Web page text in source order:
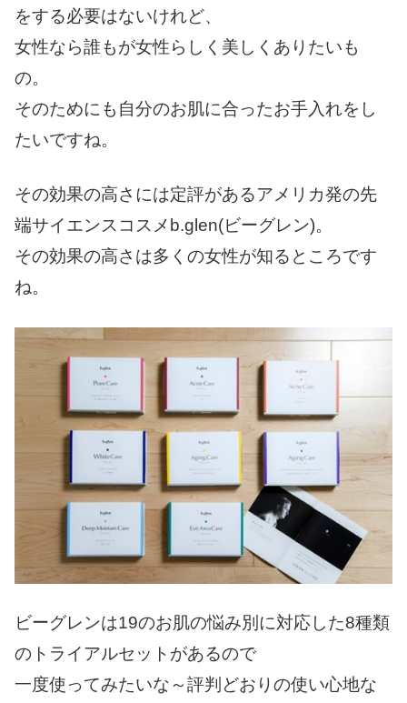
をする必要はないけれど、
女性なら誰もが女性らしく美しくありたいも
の。
そのためにも自分のお肌に合ったお手入れをし
たいですね。
その効果の高さには定評があるアメリカ発の先
端サイエンスコスメb.glen(ビーグレン)。
その効果の高さは多くの女性が知るところです
ね。
ビーグレンは19のお肌の悩み別に対応した8種類
のトライアルセット があるので
一度使ってみたいな～評判どおりの使い心地な